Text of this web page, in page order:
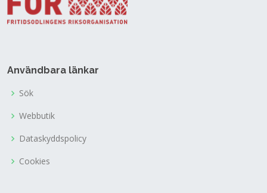
Användbara länkar
Sök
Webbutik
Dataskyddspolicy
Cookies